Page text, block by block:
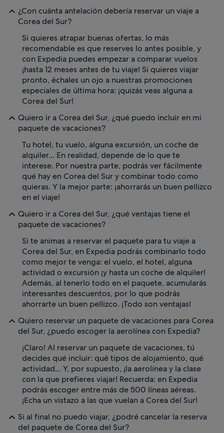
¿Con cuánta antelación debería reservar un viaje a
Corea del Sur?
Si quieres atrapar buenas ofertas, lo más
recomendable es que reserves lo antes posible, y
con Expedia puedes empezar a comparar vuelos
¡hasta 12 meses antes de tu viaje! Si quieres viajar
pronto, échales un ojo a nuestras promociones
especiales de última hora: ¡quizás veas alguna a
Corea del Sur!
Quiero ir a Corea del Sur, ¿qué puedo incluir en mi
paquete de vacaciones?
Tu hotel, tu vuelo, alguna excursión, un coche de
alquiler... En realidad, depende de lo que te
interese. Por nuestra parte, podrás ver fácilmente
qué hay en Corea del Sur y combinar todo como
quieras. Y la mejor parte: ¡ahorrarás un buen pellizco
en el viaje!
Quiero ir a Corea del Sur, ¿qué ventajas tiene el
paquete de vacaciones?
Si te animas a reservar el paquete para tu viaje a
Corea del Sur, en Expedia podrás combinarlo todo
como mejor te venga: el vuelo, el hotel, alguna
actividad o excursión ¡y hasta un coche de alquiler!
Además, al tenerlo todo en el paquete, acumularás
interesantes descuentos, por lo que podrás
ahorrarte un buen pellizco. ¡Todo son ventajas!
Quiero reservar un paquete de vacaciones para Corea
del Sur, ¿puedo escoger la aerolínea con Expedia?
¡Claro! Al reservar un paquete de vacaciones, tú
decides qué incluir: qué tipos de alojamiento, qué
actividad... Y, por supuesto, ¡la aerolínea y la clase
con la que prefieres viajar! Recuerda: en Expedia
podrás escoger entre más de 500 líneas aéreas.
¡Echa un vistazo a las que vuelan a Corea del Sur!
Si al final no puedo viajar, ¿podré cancelar la reserva
del paquete de Corea del Sur?